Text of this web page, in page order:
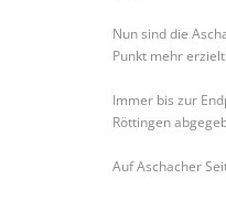
Nun sind die
Punkt mehr
Immer bis zur
Röttingen
Auf Aschacher